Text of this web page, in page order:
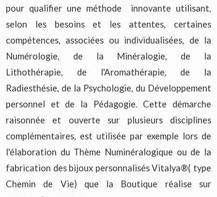
pour qualifier une méthode innovante utilisant,
selon les besoins et les attentes, certaines
compétences, associées ou individualisées, de la
Numérologie, de la Minéralogie, de la
Lithothérapie, de l'Aromathérapie, de la
Radiesthésie, de la Psychologie, du Développement
personnel et de la Pédagogie. Cette démarche
raisonnée et ouverte sur plusieurs disciplines
complémentaires, est utilisée par exemple lors de
l'élaboration du Thème Numinéralogique ou de la
fabrication des bijoux personnalisés Vitalya®( type
Chemin de Vie) que la Boutique réalise sur